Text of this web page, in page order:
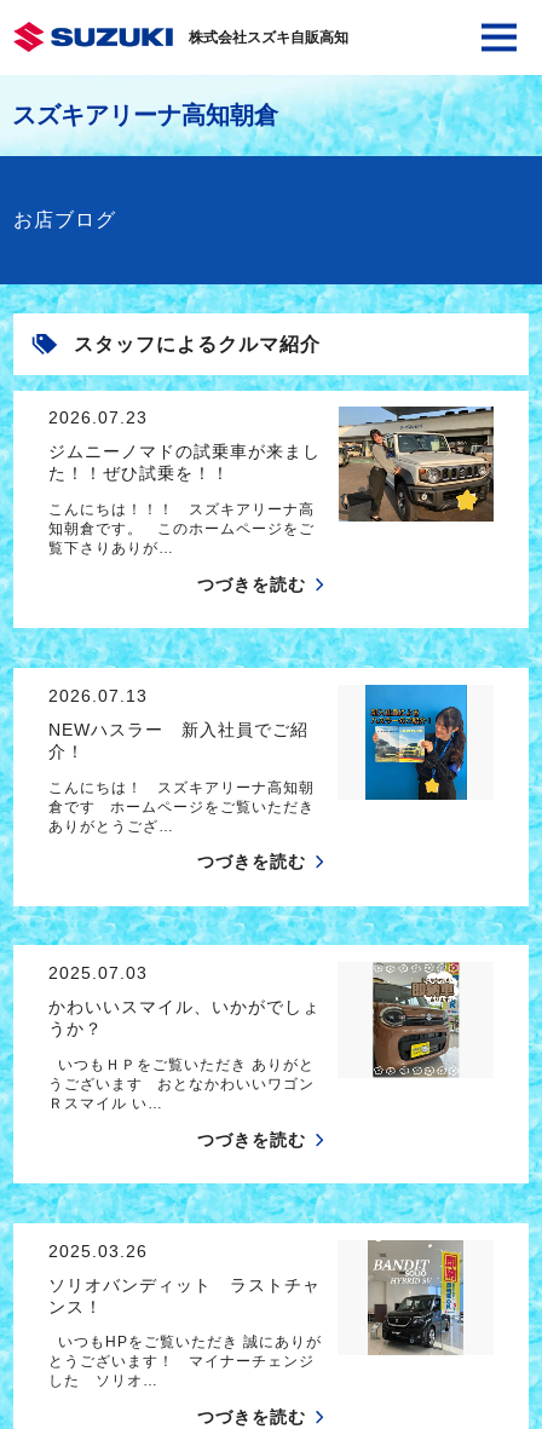
株式会社スズキ自販高知
スズキアリーナ高知朝倉
お店ブログ
スタッフによるクルマ紹介
2026.07.23
ジムニーノマドの試乗車が来まし
た！！ぜひ試乗を！！
こんにちは！！！ スズキアリーナ高
知朝倉です。 このホームページをご
覧下さりありが…
つづきを読む
2026.07.13
NEWハスラー 新入社員でご紹
介！
こんにちは！ スズキアリーナ高知朝
倉です ホームページをご覧いただき
ありがとうござ…
つづきを読む
2025.07.03
かわいいスマイル、いかがでしょ
うか？
いつもＨＰをご覧いただき ありがと
うございます おとなかわいいワゴン
Ｒスマイル い…
つづきを読む
2025.03.26
ソリオバンディット ラストチャ
ンス！
いつもHPをご覧いただき 誠にありが
とうございます！ マイナーチェンジ
した ソリオ…
つづきを読む